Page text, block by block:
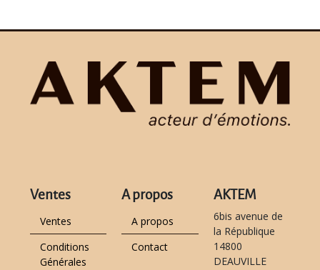
Ventes
Ventes
Conditions
Générales
A propos
A propos
Contact
AKTEM
6bis avenue de
la République
14800
DEAUVILLE